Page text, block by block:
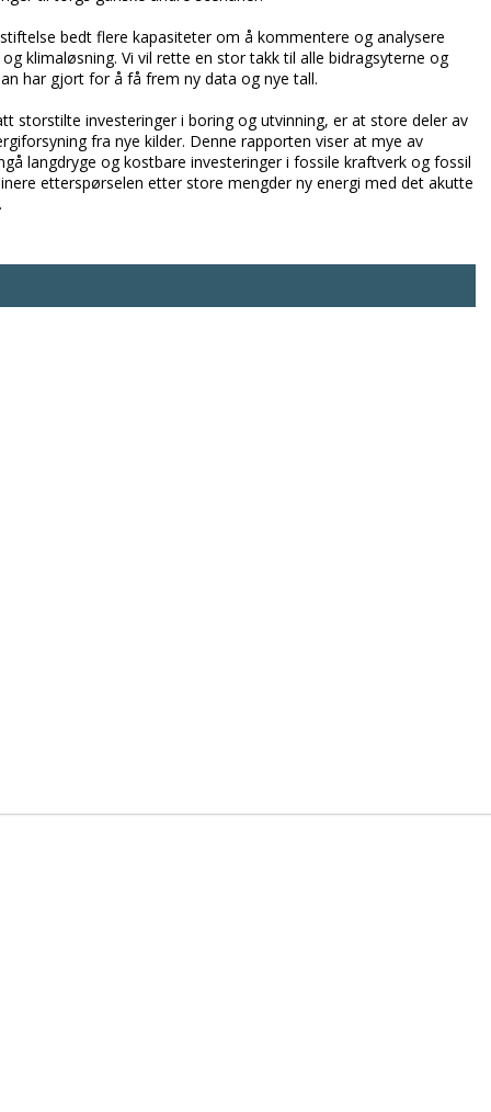
bedt flere kapasiteter om å kommentere og analysere
klimaløsning. Vi vil rette en stor takk til alle bidragsyterne og
har gjort for å få frem ny data og nye tall.
storstilte investeringer i boring og utvinning, er at store deler av
fra nye kilder. Denne rapporten viser at mye av
langdryge og kostbare investeringer i fossile kraftverk og fossil
etterspørselen etter store mengder ny energi med det akutte